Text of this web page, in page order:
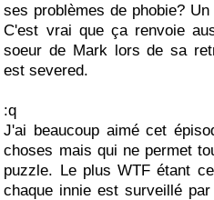
ses problèmes de phobie?
C'est vrai que ça renvoie
soeur de Mark lors de sa
est severed.
:q
J'ai beaucoup aimé cet
choses mais qui ne permet
puzzle. Le plus WTF étant
chaque innie est surveillé